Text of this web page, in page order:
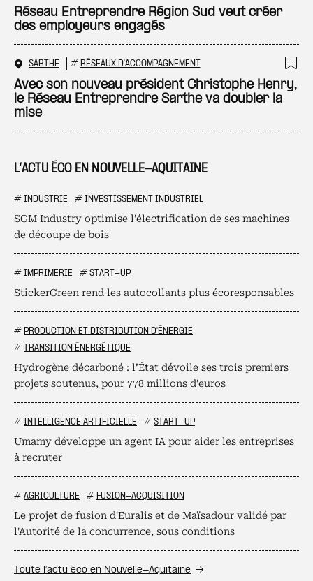
L’ACTU ÉCO EN NOUVELLE-AQUITAINE
# INDUSTRIE # INVESTISSEMENT INDUSTRIEL
SGM Industry optimise l’électrification de ses machines
de découpe de bois
# IMPRIMERIE # START-UP
StickerGreen rend les autocollants plus écoresponsables
# PRODUCTION ET DISTRIBUTION D'ÉNERGIE
# TRANSITION ÉNERGÉTIQUE
Hydrogène décarboné : l’État dévoile ses trois premiers
projets soutenus, pour 778 millions d’euros
# INTELLIGENCE ARTIFICIELLE # START-UP
Umamy développe un agent IA pour aider les entreprises
à recruter
# AGRICULTURE # FUSION-ACQUISITION
Le projet de fusion d'Euralis et de Maïsadour validé par
l'Autorité de la concurrence, sous conditions
Toute l’actu éco en Nouvelle-Aquitaine
Réseau Entreprendre Région Sud veut créer
des employeurs engagés
SARTHE # RÉSEAUX D'ACCOMPAGNEMENT
Avec son nouveau président Christophe Henry,
le Réseau Entreprendre Sarthe va doubler la
mise